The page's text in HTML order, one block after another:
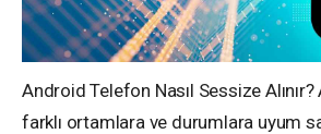
Android Telefon Nasıl Sessize
farklı ortamlara ve durumlara uyum